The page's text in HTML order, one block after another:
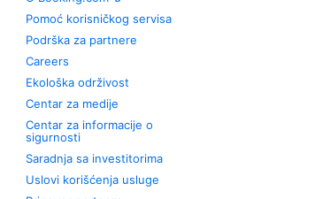
Pomoć korisničkog servisa
Podrška za partnere
Careers
Ekološka održivost
Centar za medije
Centar za informacije o
sigurnosti
Saradnja sa investitorima
Uslovi korišćenja usluge